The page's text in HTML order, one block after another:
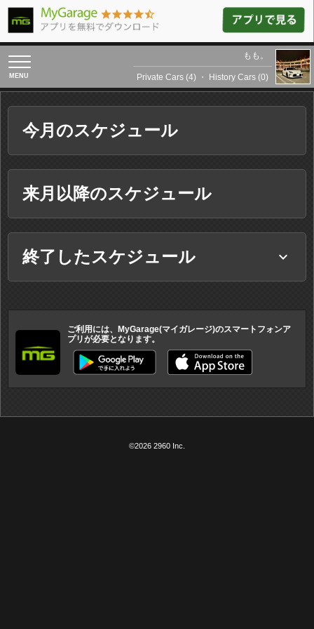
toggle
navigation
もも。
Private Cars (4) ・ History Cars (0)
今月のスケジュール
来月以降のスケジュール
終了したスケジュール keyboard_arrow_down
ご利用には、MyGarage(マイガレージ)のスマートフォンア
プリが必要となります。
©2026 2960 Inc.